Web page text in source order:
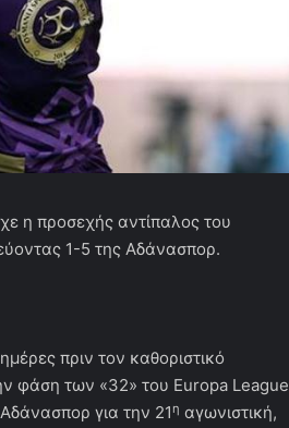
η προσεχής αντίπαλος του
1-5 της Αδάνασπορ.
πριν τον καθοριστικό
φάση των «32» του Europa League
για την 21 η αγωνιστική,